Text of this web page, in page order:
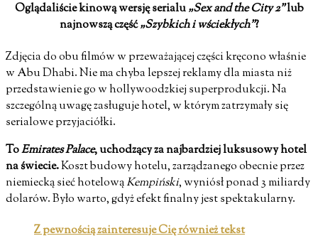
Oglądaliście kinową wersję serialu„Sex and the City 2”lub
najnowszą część„Szybkich i wściekłych”?
Zdjęcia do obu filmów w przeważającej części kręcono właśnie
w Abu Dhabi. Nie ma chyba lepszej reklamy dla miasta niż
przedstawienie go w hollywoodzkiej superprodukcji. Na
szczególną uwagę zasługuje hotel, w którym zatrzymały się
serialowe przyjaciółki.
ToEmirates Palace, uchodzący za najbardziej luksusowy hotel
na świecie.Koszt budowy hotelu, zarządzanego obecnie przez
niemiecką sieć hotelowąKempiński, wyniósł ponad 3 miliardy
dolarów. Było warto, gdyż efekt finalny jest spektakularny.
Z pewnością zainteresuje Cię również tekst